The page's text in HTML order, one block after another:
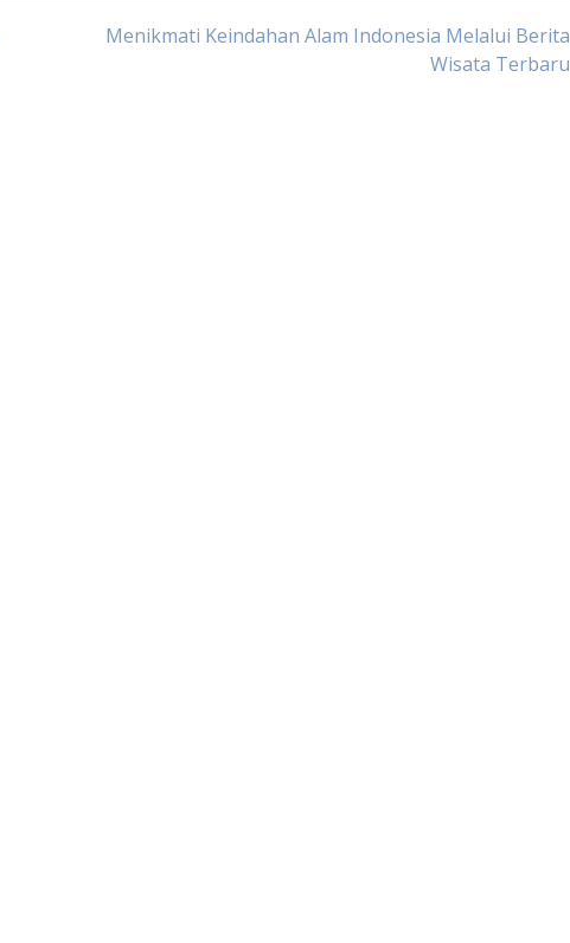
Menikmati Keindahan Alam Indonesia Melalui Berita
Wisata Terbaru